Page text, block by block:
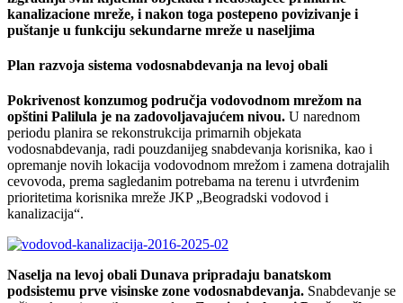
kanalizacione mreže, i nakon toga postepeno povizivanje i
puštanje u funkciju sekundarne mreže u naseljima
Plan razvoja sistema vodosnabdevanja na levoj obali
Pokrivenost konzumog područja vodovodnom mrežom na
opštini Palilula je na zadovoljavajućem nivou. U narednom
periodu planira se rekonstrukcija primarnih objekata
vodosnabdevanja, radi pouzdanijeg snabdevanja korisnika, kao i
opremanje novih lokacija vodovodnom mrežom i zamena dotrajalih
cevovoda, prema sagledanim potrebama na terenu i utvrđenim
prioritetima korisnika mreže JKP „Beogradski vodovod i
kanalizacija“.
Naselja na levoj obali Dunava pripradaju banatskom
podsistemu prve visinske zone vodosnabdevanja. Snabdevanje se